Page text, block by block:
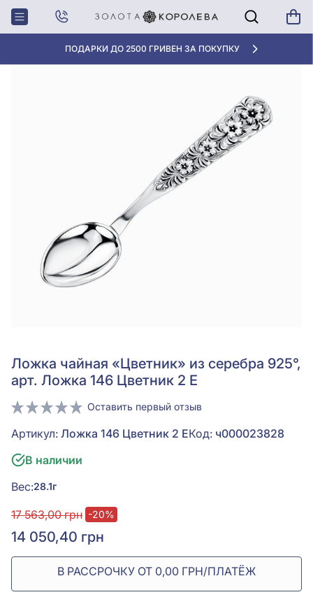
ПОДАРКИ ДО 2500 ГРИВЕН ЗА ПОКУПКУ
Главная Ложка чайная «Цветник» из серебра 925°, арт. Ложка 146 Цветник 2 Е
Ложка чайная «Цветник» из серебра 925°,
арт. Ложка 146 Цветник 2 Е
Оставить первый отзыв
Артикул: Ложка 146 Цветник 2 ЕКод: ч000023828
В наличии
Вес:28.1г
17 563,00 грн -20%
14 050,40 грн
В РАССРОЧКУ ОТ 0,00 ГРН/ПЛАТЁЖ